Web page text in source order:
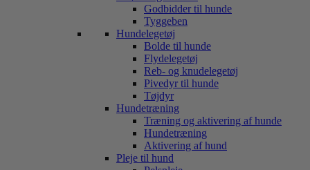
Godbidder til hunde
Tyggeben
Hundelegetøj
Bolde til hunde
Flydelegetøj
Reb- og knudelegetøj
Pivedyr til hunde
Tøjdyr
Hundetræning
Træning og aktivering af hunde
Hundetræning
Aktivering af hund
Pleje til hund